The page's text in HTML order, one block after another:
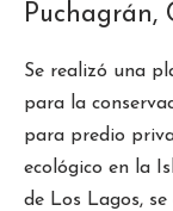
Puchagrán,
Se realizó una
para la
para predio
ecológico en la
de Los Lagos, se